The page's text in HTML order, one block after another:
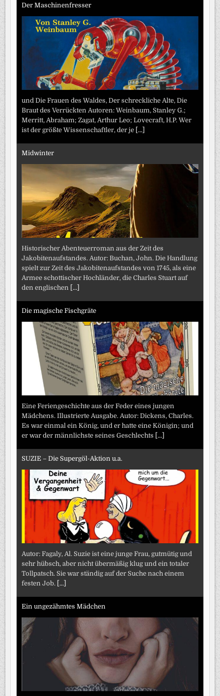
Der Maschinenfresser
und Die Frauen des Waldes, Der schreckliche Alte, Die
Braut des Verrückten Autoren: Weinbaum, Stanley G.;
Merritt, Abraham; Zagat, Arthur Leo; Lovecraft, H.P. Wer
ist der größte Wissenschaftler, der je [...]
Midwinter
Historischer Abenteuerroman aus der Zeit des
Jakobitenaufstandes. Autor: Buchan, John. Die Handlung
spielt zur Zeit des Jakobitenaufstandes von 1745, als eine
Armee schottischer Hochländer, die Charles Stuart auf
den englischen [...]
Die magische Fischgräte
Eine Feriengeschichte aus der Feder eines jungen
Mädchens. Illustrierte Ausgabe. Autor: Dickens, Charles.
Es war einmal ein König, und er hatte eine Königin; und
er war der männlichste seines Geschlechts [...]
SUZIE – Die Supergöl-Aktion u.a.
Autor: Fagaly, Al. Suzie ist eine junge Frau, gutmütig und
sehr hübsch, aber nicht übermäßig klug und ein totaler
Tollpatsch. Sie war ständig auf der Suche nach einem
festen Job. [...]
Ein ungezähmtes Mädchen